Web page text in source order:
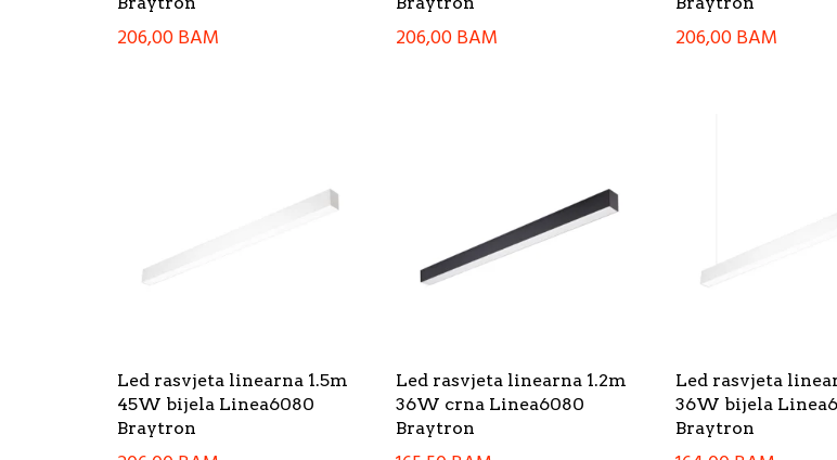
206,00BAM 206,00BAM 206,00BAM
Led rasvjeta linearna 1.5m
45W bijela Linea6080
Braytron
Led rasvjeta linearna 1.2m
36W crna Linea6080
Braytron
Led rasvjeta
36W bijela
Braytron